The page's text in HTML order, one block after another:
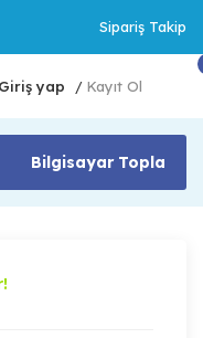
Sipariş Takip
Giriş yap / Kayıt Ol
Bilgisayar Topla